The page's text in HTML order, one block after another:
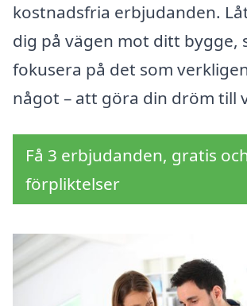
kostnadsfria erbjudanden.
dig på vägen mot ditt bygge,
fokusera på det som
något – att göra din dröm till
Få 3 erbjudanden, gratis
förpliktelser